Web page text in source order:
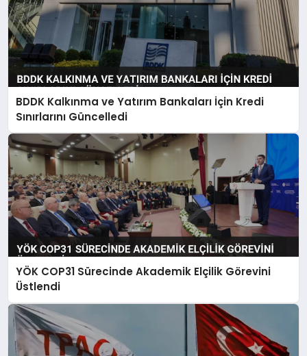
BDDK Kalkınma ve Yatırım Bankaları İçin Kredi
Sınırlarını Güncelledi
YÖK COP31 Sürecinde Akademik Elçilik Görevini
Üstlendi